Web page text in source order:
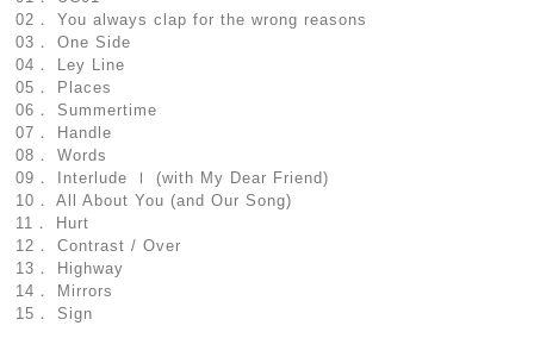
02． You always clap for the wrong reasons
03． One Side
04． Ley Line
05． Places
06． Summertime
07． Handle
08． Words
09． Interlude Ⅰ (with My Dear Friend)
10． All About You (and Our Song)
11． Hurt
12． Contrast / Over
13． Highway
14． Mirrors
15． Sign